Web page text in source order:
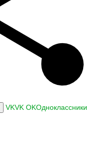
VKVK OKОдноклассники